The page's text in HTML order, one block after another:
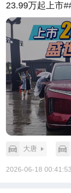
23.99万起上市
大唐
2026-06-18 00:41:53